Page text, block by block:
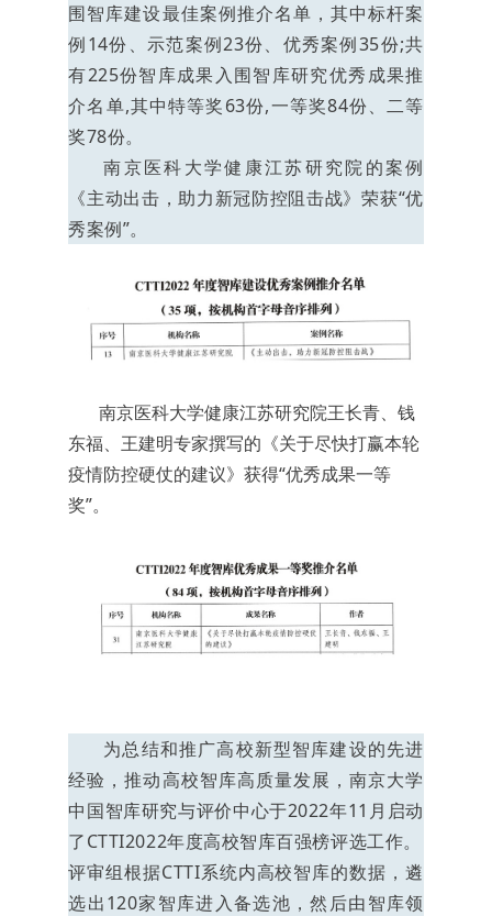
围智库建设最佳案例推介名单，其中标杆案
例14份、示范案例23份、优秀案例35份;共
有225份智库成果入围智库研究优秀成果推
介名单,其中特等奖63份,一等奖84份、二等
奖78份。
南京医科大学健康江苏研究院的案例
《主动出击，助力新冠防控阻击战》荣获“优
秀案例”。
南京医科大学健康江苏研究院王长青、钱
东福、王建明专家撰写的《关于尽快打赢本轮
疫情防控硬仗的建议》获得“优秀成果一等
奖”。
为总结和推广高校新型智库建设的先进
经验，推动高校智库高质量发展，南京大学
中国智库研究与评价中心于2022年11月启动
了CTTI2022年度高校智库百强榜评选工作。
评审组根据CTTI系统内高校智库的数据，遴
选出120家智库进入备选池，然后由智库领